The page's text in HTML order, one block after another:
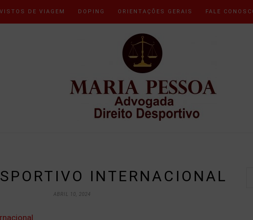
VISTOS DE VIAGEM DOPING ORIENTAÇÕES GERAIS FALE
INTERNACIONAL
ABRIL 10, 2024